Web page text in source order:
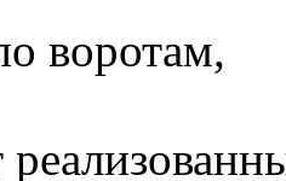
воротам,